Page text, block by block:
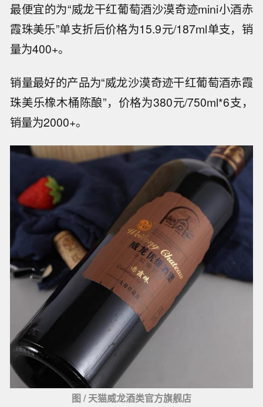
最便宜的为“威龙干红葡萄酒沙漠奇迹mini小酒赤
霞珠美乐”单支折后价格为15.9元/187ml单支，销
量为400+。
销量最好的产品为“威龙沙漠奇迹干红葡萄酒赤霞
珠美乐橡木桶陈酿”，价格为380元/750ml*6支，
销量为2000+。
图 / 天猫威龙酒类官方旗舰店